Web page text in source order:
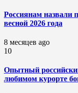
Россиянам назвали
весной 2026 года
8 месяцев ago
10
Опытный
любимом курорте